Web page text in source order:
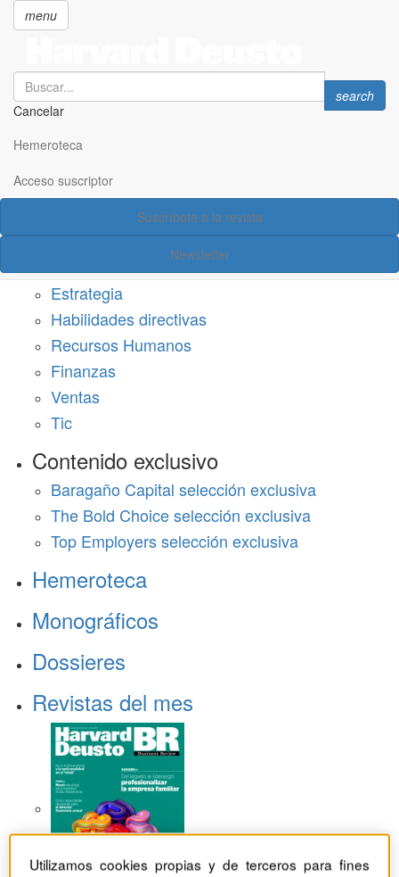
principal
menu
Search
Cancelar
Search
search
Hemeroteca
Acceso suscriptor
Suscríbete a la revista
Newsletter
Acceso suscriptor
Estrategia
Habilidades directivas
Recursos Humanos
Finanzas
Ventas
Tic
Contenido exclusivo
Baragaño Capital selección exclusiva
The Bold Choice selección exclusiva
Top Employers selección exclusiva
Hemeroteca
Monográficos
Dossieres
Revistas del mes
Utilizamos cookies propias y de terceros para fines